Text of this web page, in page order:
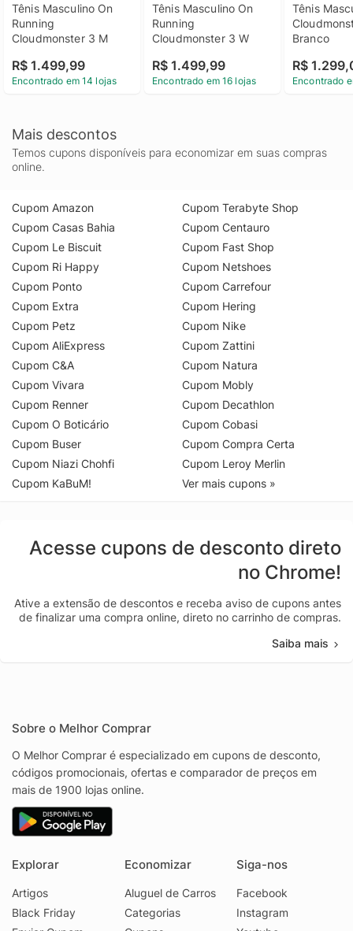
Tênis Masculino On
Running
Cloudmonster 3 M
R$ 1.499,99
Encontrado em 14 lojas
Tênis Masculino On
Running
Cloudmonster 3 W
R$ 1.499,99
Encontrado em 16 lojas
Tênis
Branco
R$
Encontrado
Mais descontos
Temos cupons disponíveis para economizar em suas compras
online.
Cupom Amazon
Cupom Casas Bahia
Cupom Le Biscuit
Cupom Ri Happy
Cupom Ponto
Cupom Extra
Cupom Petz
Cupom AliExpress
Cupom C&A
Cupom Vivara
Cupom Renner
Cupom O Boticário
Cupom Buser
Cupom Niazi Chohfi
Cupom KaBuM!
Cupom Terabyte Shop
Cupom Centauro
Cupom Fast Shop
Cupom Netshoes
Cupom Carrefour
Cupom Hering
Cupom Nike
Cupom Zattini
Cupom Natura
Cupom Mobly
Cupom Decathlon
Cupom Cobasi
Cupom Compra Certa
Cupom Leroy Merlin
Ver mais cupons »
Acesse cupons de desconto direto
no Chrome!
Ative a extensão de descontos e receba aviso de cupons antes
de finalizar uma compra online, direto no carrinho de compras.
Saiba mais
Sobre o Melhor Comprar
O Melhor Comprar é especializado em cupons de desconto,
códigos promocionais, ofertas e comparador de preços em
mais de 1900 lojas online.
Explorar
Artigos
Black Friday
Economizar
Aluguel de Carros
Categorias
Siga-nos
Facebook
Instagram